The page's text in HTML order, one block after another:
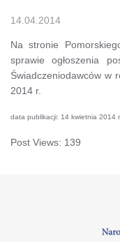
14.04.2014
Na stronie
sprawie ogłoszenia
Świadczeniodawców w
2014 r.
data publikacji: 14 kwietnia 2014 r.
Post Views: 139